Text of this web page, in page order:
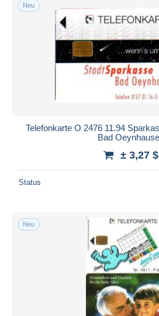
Neu
Telefonkarte O 2476 11.94
Bad
± 3,27 $
Status
Neu